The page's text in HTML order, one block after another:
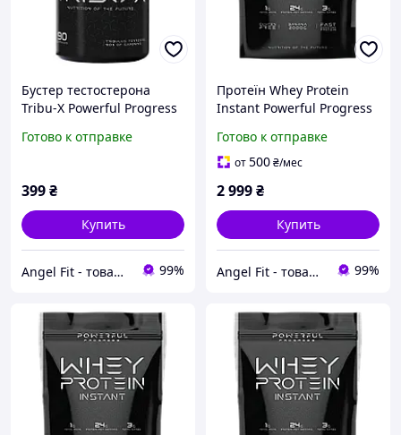
Бустер тестостерона
Tribu-X Powerful Progress
Готово к отправке
399₴
Купить
Angel Fit - товари для здоров'я, спорту та активного життя 99%
Протеїн Whey Protein
Instant Powerful Progress
Готово к отправке
от500₴/мес
2 999₴
Купить
Angel Fit - товари для здоров'я, спорту та активного життя 99%